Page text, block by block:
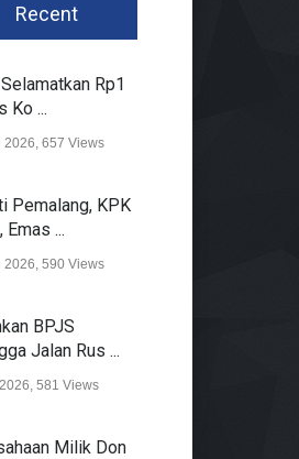
Recent
Rp1
Ko ...
2026, 657 Views
Pemalang, KPK
...
2026, 590 Views
BPJS
Jalan Rus ...
581 Views
Milik Don